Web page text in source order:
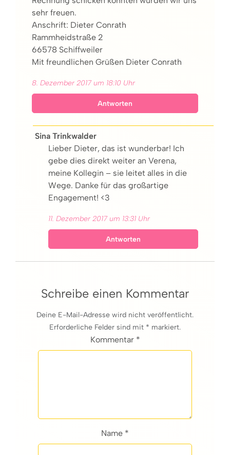
sehr freuen.
Anschrift: Dieter Conrath
Rammheidstraße 2
66578 Schiffweiler
Mit freundlichen Grüßen Dieter Conrath
8. Dezember 2017 um 18:10 Uhr
Antworten
Sina Trinkwalder
Lieber Dieter, das ist wunderbar! Ich
gebe dies direkt weiter an Verena,
meine Kollegin – sie leitet alles in die
Wege. Danke für das großartige
Engagement! <3
11. Dezember 2017 um 13:31 Uhr
Antworten
Schreibe einen Kommentar
Deine E-Mail-Adresse wird nicht veröffentlicht.
Erforderliche Felder sind mit * markiert.
Kommentar *
Name *